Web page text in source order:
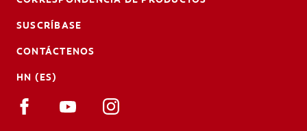
SUSCRÍBASE
CONTÁCTENOS
HN (ES)